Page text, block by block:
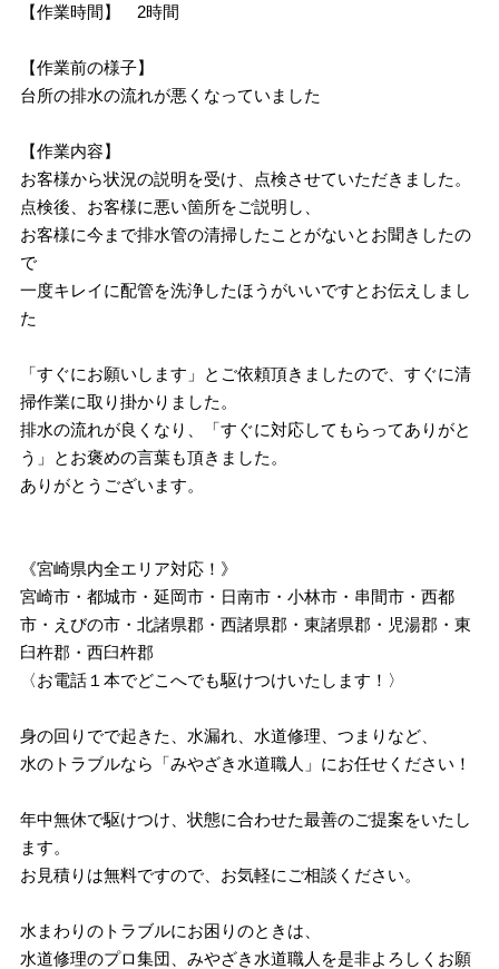
【作業時間】 2時間
【作業前の様子】
台所の排水の流れが悪くなっていました
【作業内容】
お客様から状況の説明を受け、点検させていただきました。
点検後、お客様に悪い箇所をご説明し、
お客様に今まで排水管の清掃したことがないとお聞きしたの
で
一度キレイに配管を洗浄したほうがいいですとお伝えしまし
た
「すぐにお願いします」とご依頼頂きましたので、すぐに清
掃作業に取り掛かりました。
排水の流れが良くなり、「すぐに対応してもらってありがと
う」とお褒めの言葉も頂きました。
ありがとうございます。
《宮崎県内全エリア対応！》
宮崎市・都城市・延岡市・日南市・小林市・串間市・西都
市・えびの市・北諸県郡・西諸県郡・東諸県郡・児湯郡・東
臼杵郡・西臼杵郡
〈お電話１本でどこへでも駆けつけいたします！〉
身の回りでで起きた、水漏れ、水道修理、つまりなど、
水のトラブルなら「みやざき水道職人」にお任せください！
年中無休で駆けつけ、状態に合わせた最善のご提案をいたし
ます。
お見積りは無料ですので、お気軽にご相談ください。
水まわりのトラブルにお困りのときは、
水道修理のプロ集団、みやざき水道職人を是非よろしくお願